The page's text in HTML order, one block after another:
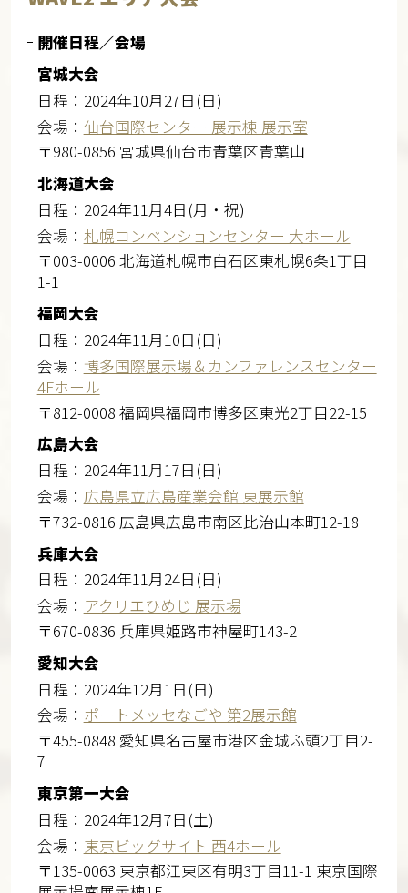
開催日程／会場
宮城大会
日程：2024年10月27日(日)
会場： 仙台国際センター 展示棟 展示室
〒980-0856 宮城県仙台市青葉区青葉山
北海道大会
日程：2024年11月4日(月・祝)
会場： 札幌コンベンションセンター 大ホール
〒003-0006 北海道札幌市⽩⽯区東札幌6条1丁⽬
1-1
福岡大会
日程：2024年11月10日(日)
会場： 博多国際展示場＆カンファレンスセンター
4Fホール
〒812-0008 福岡県福岡市博多区東光2丁目22-15
広島大会
日程：2024年11月17日(日)
会場： 広島県立広島産業会館 東展示館
〒732-0816 広島県広島市南区比治山本町12-18
兵庫大会
日程：2024年11月24日(日)
会場： アクリエひめじ 展示場
〒670-0836 兵庫県姫路市神屋町143-2
愛知大会
日程：2024年12月1日(日)
会場： ポートメッセなごや 第2展示館
〒455-0848 愛知県名古屋市港区金城ふ頭2丁目2-
7
東京第一大会
日程：2024年12月7日(土)
会場： 東京ビッグサイト 西4ホール
〒135-0063 東京都江東区有明3丁目11-1 東京国際